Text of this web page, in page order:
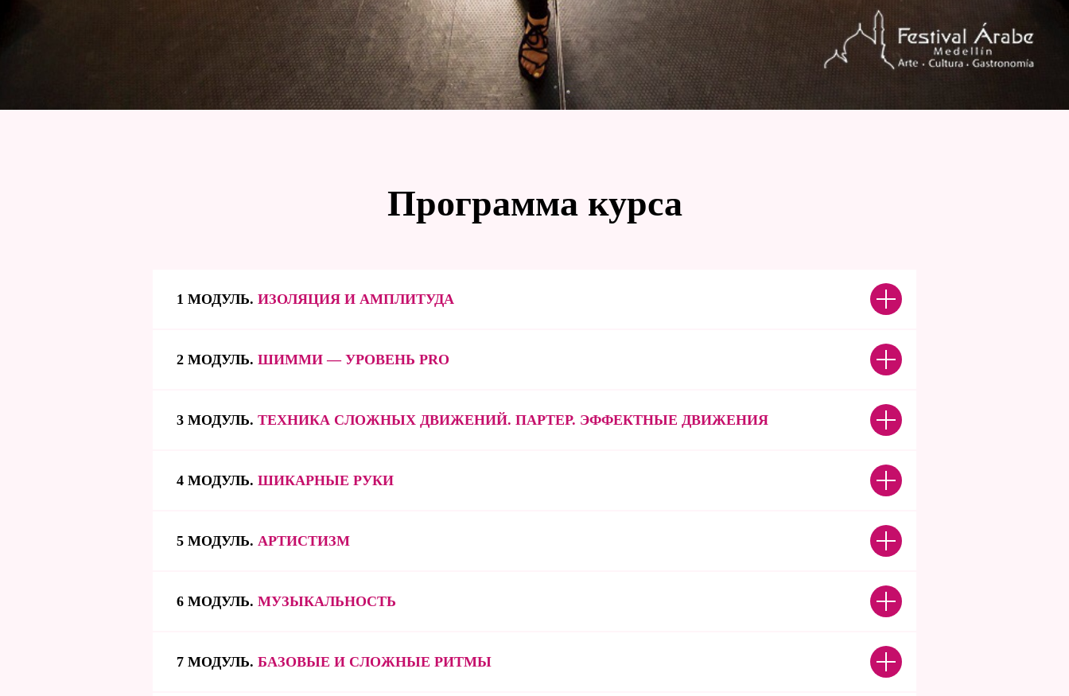
Программа курса
1 МОДУЛЬ. ИЗОЛЯЦИЯ И АМПЛИТУДА
2 МОДУЛЬ. ШИММИ — УРОВЕНЬ PRO
3 МОДУЛЬ. ТЕХНИКА СЛОЖНЫХ ДВИЖЕНИЙ. ПАРТЕР. ЭФФЕКТНЫЕ ДВИЖЕНИЯ
4 МОДУЛЬ. ШИКАРНЫЕ РУКИ
5 МОДУЛЬ. АРТИСТИЗМ
6 МОДУЛЬ. МУЗЫКАЛЬНОСТЬ
7 МОДУЛЬ. БАЗОВЫЕ И СЛОЖНЫЕ РИТМЫ